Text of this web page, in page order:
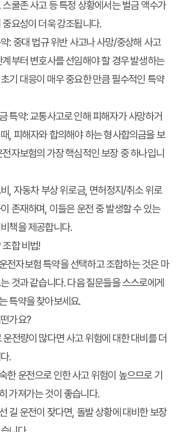
쿨존 사고 등 특정 상황에서는 벌금 액수가
요성이 더욱 강조됩니다.
: 중대 법규 위반 사고나 사망/중상해 사고
부터 변호사를 선임해야 할 경우 발생하는
기 대응이 매우 중요한 만큼 필수적인 특약
특약:교통사고로 인해 피해자가 사망하거
, 피해자와 합의해야 하는 형사합의금을 보
자보험의 가장 핵심적인 보장 중 하나입니
, 자동차 부상 위로금, 면허정지/취소 위로
존재하며, 이들은 운전 중 발생할 수 있는
책을 제공합니다.
합 비법!
운전자보험 특약을 선택하고 조합하는 것은 마
것과 같습니다. 다음 질문들을 스스로에게
특약을 찾아보세요.
가요?
전량이 많다면 사고 위험에 대한 대비를 더
.
한 운전으로 인한 사고 위험이 높으므로 기
가져가는 것이 좋습니다.
길 운전이 잦다면, 돌발 상황에 대비한 보장